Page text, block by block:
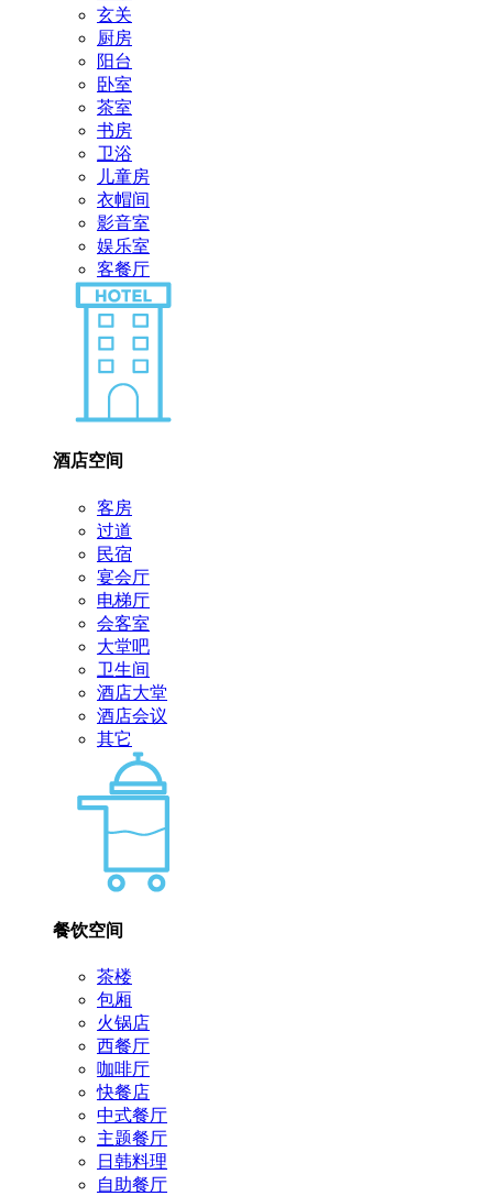
玄关
厨房
阳台
卧室
茶室
书房
卫浴
儿童房
衣帽间
影音室
娱乐室
客餐厅
酒店空间
客房
过道
民宿
宴会厅
电梯厅
会客室
大堂吧
卫生间
酒店大堂
酒店会议
其它
餐饮空间
茶楼
包厢
火锅店
西餐厅
咖啡厅
快餐店
中式餐厅
主题餐厅
日韩料理
自助餐厅